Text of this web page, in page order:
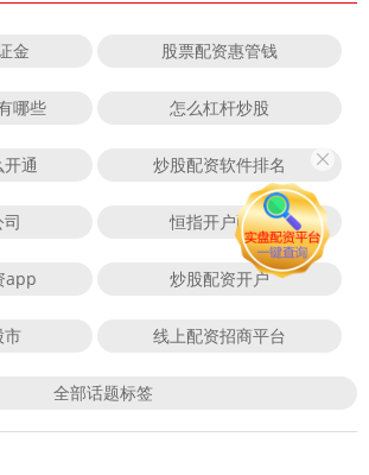
金 股票配资惠管钱
哪些 怎么杠杆炒股
通 炒股配资软件排名
恒指开户配资
app 炒股配资开户
市 线上配资招商平台
全部话题标签